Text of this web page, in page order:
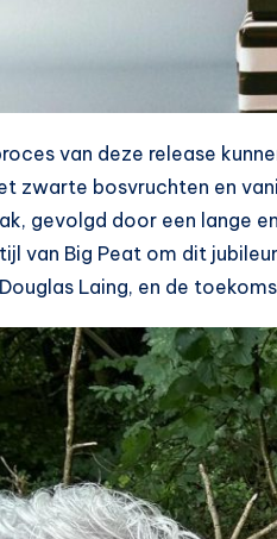
van deze release
zwarte bosvruchten en
gevolgd door een lange
van Big Peat om dit
Laing, en de